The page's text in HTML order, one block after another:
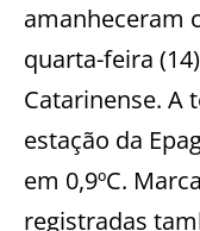
amanheceram
quarta-feira
Catarinense. A
estação da
em 0,9ºC.
registradas